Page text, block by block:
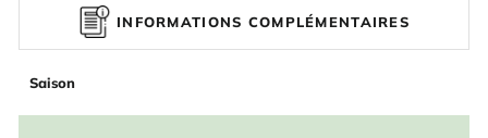
INFORMATIONS COMPLÉMENTAIRES
Saison